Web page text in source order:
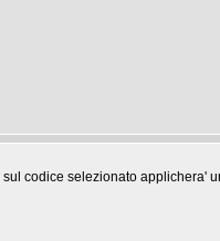
codice selezionato applichera'